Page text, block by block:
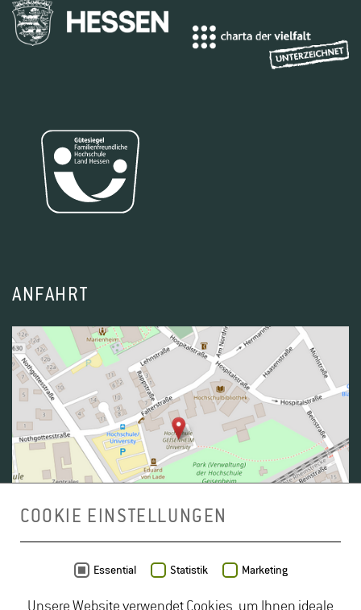
ANFAHRT
OpenStreetMap - Veröffentlicht unterODbL
COOKIE EINSTELLUNGEN
Essential Statistik Marketing